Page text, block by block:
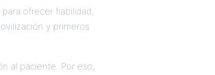
ofrecer fiabilidad,
y primeros
al paciente. Por eso,